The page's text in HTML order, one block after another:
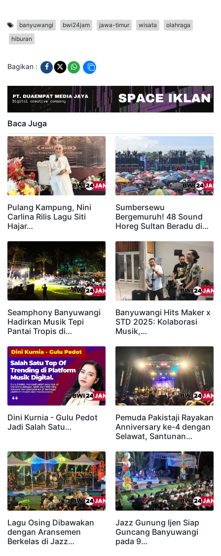
banyuwangi bwi24jam jawa-timur wisata
olahraga
hiburan
Bagikan :
Baca Juga
Pulang Kampung, Nini
Carlina Rilis Lagu Siti
Hajar…
Sumbersewu
Bergemuruh! 48 Sound
Horeg Sultan Beradu di…
Seamphony Banyuwangi
Hadirkan Musik Tepi
Pantai Tropis di…
Banyuwangi Hits Maker x
STD 2025: Kolaborasi
Musik,…
Dini Kurnia - Gulu Pedot
Jadi Salah Satu…
Pemuda Pakistaji Rayakan
Anniversary ke-4 dengan
Selawat, Santunan…
Lagu Osing Dibawakan
dengan Aransemen
Berkelas di Jazz…
Jazz Gunung Ijen Siap
Guncang Banyuwangi
pada 9…